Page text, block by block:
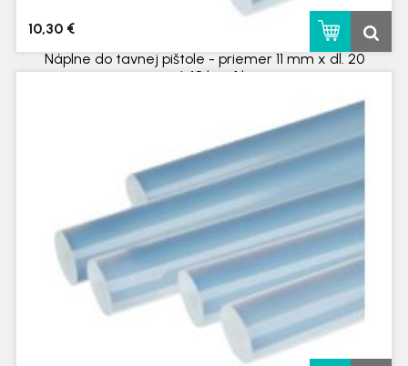
Náplne do tavnej pištole - priemer 11 mm x dĺ. 20
cm / 48 ks - 1 kg
10,30 €